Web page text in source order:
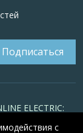
ELECTRIC:
с